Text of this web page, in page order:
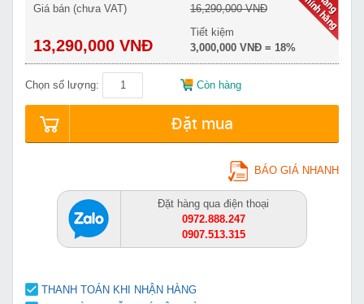
Giá bán (chưa VAT)
13,290,000 VNĐ
16,290,000 VNĐ
Tiết kiệm
3,000,000 VNĐ = 18%
Chọn số lượng: Còn hàng
Đặt mua
BÁO GIÁ NHANH
Đặt hàng qua điện thoại
0972.888.247
0907.513.315
THANH TOÁN KHI NHẬN HÀNG